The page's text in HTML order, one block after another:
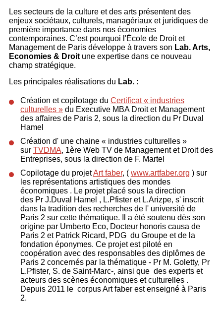
Les secteurs de la culture et des arts présentent des
enjeux sociétaux, culturels, managériaux et juridiques de
première importance dans nos économies
contemporaines. C’est pourquoi l'École de Droit et
Management de Paris développe à travers son Lab. Arts,
Economies & Droit une expertise dans ce nouveau
champ stratégique.
Les principales réalisations du Lab. :
Création et copilotage du Certificat « industries
culturelles »du Executive MBA Droit et Management
des affaires de Paris 2​, sous la direction du Pr Duval
Hamel
Création d' une chaine « industries culturelles »
sur TVDMA, 1ère Web TV de Management et Droit des
Entreprises, sous la direction de F. Martel
Copilotage du projetArt faber, ( www.artfaber.org ) sur
les représentations artistiques des mondes
économiques . Le projet placé sous la direction
des Pr J.Duval Hamel , L.Pfister et L.Arizpe, s' inscrit
dans la tradition des recherches de l' université de
Paris 2 sur cette thématique. Il a été soutenu dès son
origine par Umberto Eco, Docteur honoris causa de
Paris 2 et Patrick Ricard, PDG du Groupe et de la
fondation éponymes. Ce projet est piloté en
coopération avec des responsables des diplômes de
Paris 2 concernés par la thématique - Pr M. Goletty, Pr
L.Pfister, S. de Saint-Marc-, ainsi que des experts et
acteurs des scènes économiques et culturelles .
Depuis 2011 le corpus Art faber est enseigné à Paris
2.